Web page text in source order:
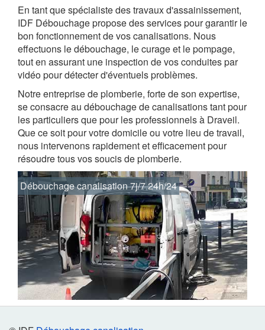
En tant que spécialiste des travaux d'assainissement,
IDF Débouchage propose des services pour garantir le
bon fonctionnement de vos canalisations. Nous
effectuons le débouchage, le curage et le pompage,
tout en assurant une inspection de vos conduites par
vidéo pour détecter d'éventuels problèmes.
Notre entreprise de plomberie, forte de son expertise,
se consacre au débouchage de canalisations tant pour
les particuliers que pour les professionnels à Draveil.
Que ce soit pour votre domicile ou votre lieu de travail,
nous intervenons rapidement et efficacement pour
résoudre tous vos soucis de plomberie.
Débouchage canalisation 7j/7 24h/24